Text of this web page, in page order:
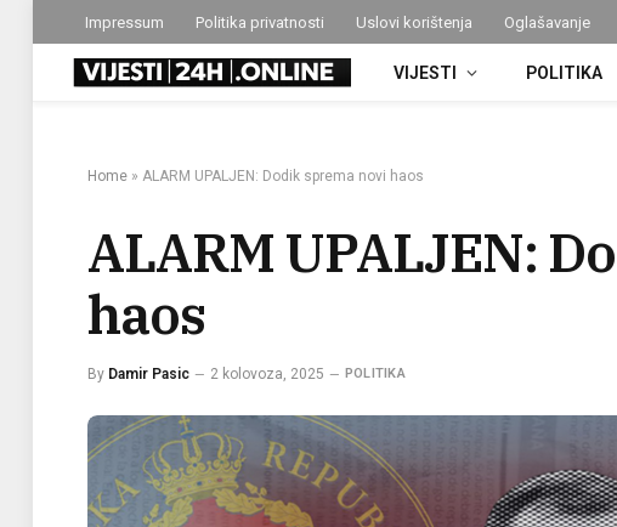
Impressum Politika privatnosti Uslovi korištenja Oglašavanje
VIJESTI POLITIKA
Home » ALARM UPALJEN: Dodik sprema novi haos
ALARM UPALJEN:
haos
By Damir Pasic 2 kolovoza, 2025 POLITIKA